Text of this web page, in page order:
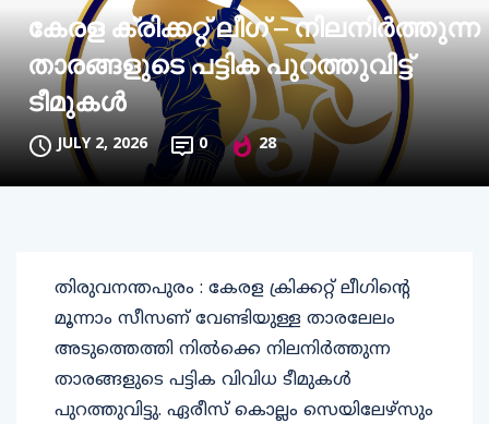
കേരള ക്രിക്കറ്റ് ലീഗ് – നിലനിർത്തുന്ന
താരങ്ങളുടെ പട്ടിക പുറത്തുവിട്ട്
ടീമുകൾ
JULY 2, 2026 0 28
തിരുവനന്തപുരം : കേരള ക്രിക്കറ്റ് ലീഗിന്റെ
മൂന്നാം സീസണ് വേണ്ടിയുള്ള താരലേലം
അടുത്തെത്തി നിൽക്കെ നിലനിർത്തുന്ന
താരങ്ങളുടെ പട്ടിക വിവിധ ടീമുകൾ
പുറത്തുവിട്ടു. ഏരീസ് കൊല്ലം സെയിലേഴ്സും